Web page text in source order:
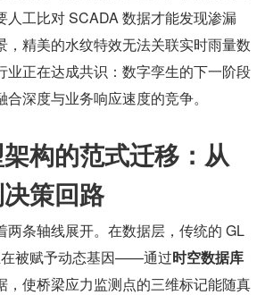
人工比对 SCADA 数据才能发现渗漏
，精美的水纹特效无法关联实时雨量数
业正在达成共识：数字孪生的下一阶段
深度与业务响应速度的竞争。
构的范式迁移：从
策回路
两条轴线展开。在数据层，传统的 GL
被赋予动态基因——通过时空数据库
，使桥梁应力监测点的三维标记能随真